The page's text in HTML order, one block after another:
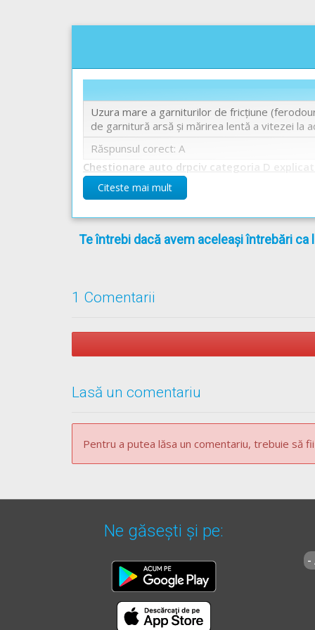
Uzura mare a garniturilor de fricţiune
de garnitură arsă şi mărirea lentă a vitezei la
Răspunsul corect: A
Chestionare auto drpciv categoria D
Citeste mai mult
Te întrebi dacă avem aceleași întrebări ca
1 Comentarii
Lasă un comentariu
Pentru a putea lăsa un comentariu, trebuie să
Ne găsești și pe:
-